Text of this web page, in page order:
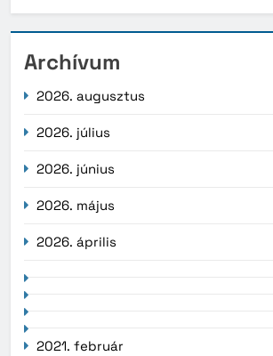
Archívum
2026. augusztus
2026. július
2026. június
2026. május
2026. április
2021. február